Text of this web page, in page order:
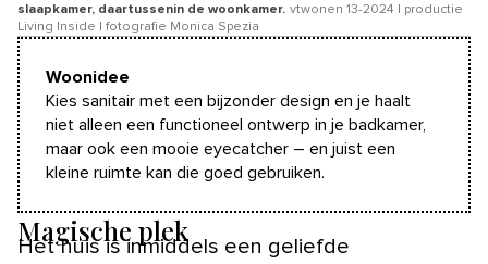
slaapkamer, daartussenin de woonkamer. vtwonen 13-2024 | productie
Living Inside | fotografie Monica Spezia
Woonidee
Kies sanitair met een bijzonder design en je haalt
niet alleen een functioneel ontwerp in je badkamer,
maar ook een mooie eyecatcher – en juist een
kleine ruimte kan die goed gebruiken.
Magische plek
Het huis is inmiddels een geliefde